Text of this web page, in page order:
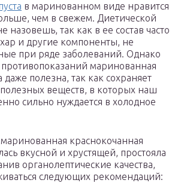
в маринованном виде нравится
чем в свежем. Диетической
назовешь, так как в ее состав часто
и другие компоненты, не
при ряде заболеваний. Однако
противопоказаний маринованная
даже полезна, так как сохраняет
веществ, в которых наш
сильно нуждается в холодное
краснокочанная
вкусной и хрустящей, простояла
органолептические качества,
следующих рекомендаций: